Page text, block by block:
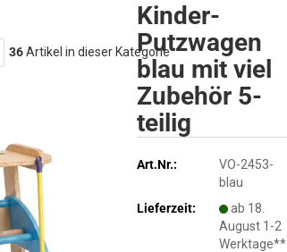
36Artikel in dieser Kategorie
Kinder-
Putzwagen
blau mit viel
Zubehör 5-
teilig
Art.Nr.:
VO-2453-
blau
Lieferzeit:
ab 18.
August 1-2
Werktage**